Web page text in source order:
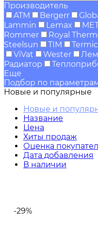
Производитель
ATM
Bergerr
Lammin
Lemax
Rommer
Royal
Steelsun
TIM
ViVat
Wester
Радиатор
Еще
Подбор по
Новые и популярные
Новые и
Название
Цена
Хиты продаж
Оценка
Дата добавления
В наличии
-29%